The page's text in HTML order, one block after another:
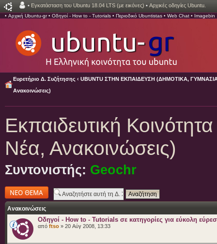
• Εγκατάσταση του Ubuntu 18.04 LTS (με εικόνες) • Αρχικές οδηγίες Ubuntu.
• Αρχική Ubuntu-gr• Οδηγοί - How to - Tutorials • Περιοδικό Ubuntistas • Web Chat • Imagebin
Ευρετήριο Δ. Συζήτησης ‹ UBUNTU ΣΤΗΝ ΕΚΠΑΙΔΕΥΣΗ (ΔΗΜΟΤΙΚΑ,
Ανακοινώσεις)
Εκπαιδευτική
Νέα, Ανακοινώσεις)
Συντονιστής: Geochr
Δημιουργία νέου
θέματος
Ανακοινώσεις
Οδηγοί - How to - Tutorials σε κατηγορίες για εύκολη
από ftso » 20 Αύγ 2008, 13:33